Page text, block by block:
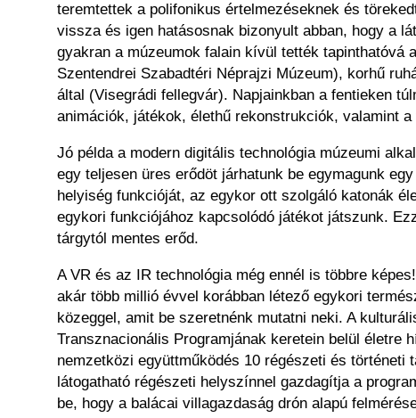
teremtettek a polifonikus értelmezéseknek és
vissza és igen hatásosnak bizonyult abban, hogy a
gyakran a múzeumok falain kívül tették tapinthatóvá
Szentendrei Szabadtéri Néprajzi Múzeum), korhű
által (Visegrádi fellegvár). Napjainkban a fentieken
animációk, játékok, élethű rekonstrukciók, valamint
Jó példa a modern digitális technológia múzeumi
egy teljesen üres erődöt járhatunk be egymagunk
helyiség funkcióját, az egykor ott szolgáló katonák
egykori funkciójához kapcsolódó játékot játszunk.
tárgytól mentes erőd.
A VR és az IR technológia még ennél is többre
akár több millió évvel korábban létező egykori
közeggel, amit be szeretnénk mutatni neki. A
Transznacionális Programjának keretein belül életre
nemzetközi együttműködés 10 régészeti és
látogatható régészeti helyszínnel gazdagítja a
be, hogy a balácai villagazdaság drón alapú